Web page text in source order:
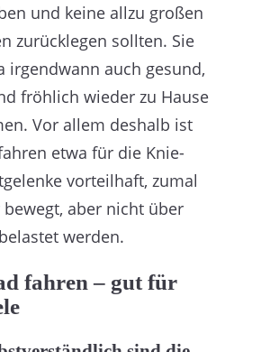
und keine allzu großen
zurücklegen sollten. Sie
irgendwann auch gesund,
fröhlich wieder zu Hause
Vor allem deshalb ist
etwa für die Knie-
vorteilhaft, zumal
bewegt, aber nicht über
werden.
fahren – gut für